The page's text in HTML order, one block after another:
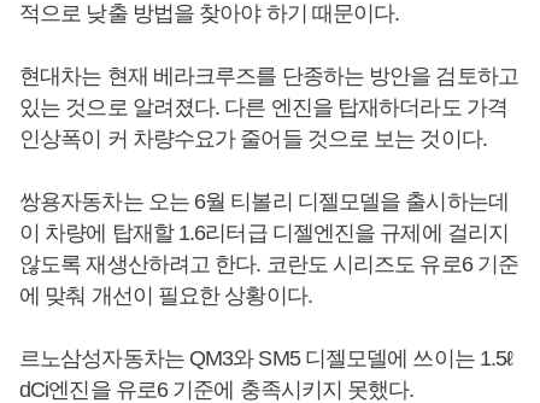
적으로 낮출 방법을 찾아야 하기 때문이다.
현대차는 현재 베라크루즈를 단종하는 방안을 검토하고
있는 것으로 알려졌다. 다른 엔진을 탑재하더라도 가격
인상폭이 커 차량수요가 줄어들 것으로 보는 것이다.
쌍용자동차는 오는 6월 티볼리 디젤모델을 출시하는데
이 차량에 탑재할 1.6리터급 디젤엔진을 규제에 걸리지
않도록 재생산하려고 한다. 코란도 시리즈도 유로6 기준
에 맞춰 개선이 필요한 상황이다.
르노삼성자동차는 QM3와 SM5 디젤모델에 쓰이는 1.5ℓ
dCi엔진을 유로6 기준에 충족시키지 못했다.